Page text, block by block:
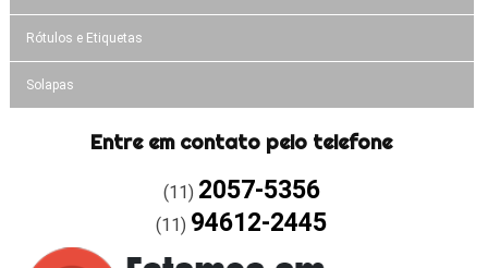
Rótulos e Etiquetas
Solapas
Entre em contato pelo telefone
(11) 2057-5356
(11) 94612-2445